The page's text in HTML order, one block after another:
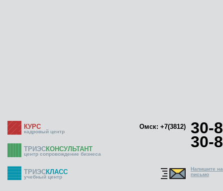
КУРС
кадровый центр
Омск: +7(3812) 30-
30-
ТРИЭСКОНСУЛЬТАНТ
центр сопровождение бизнеса
ТРИЭСКЛАСС
учебный центр
Напишите
письмо